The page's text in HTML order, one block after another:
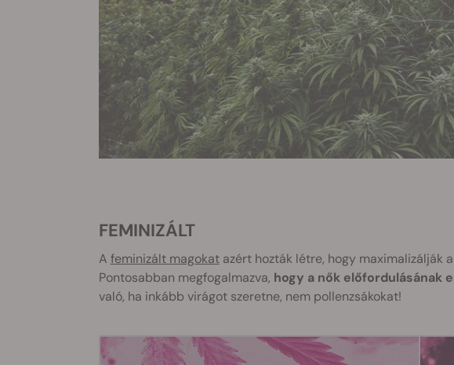
FEMINIZÁLT
A feminizált magokatazért hozták létre, hogy maximalizálják
Pontosabban megfogalmazva, hogy a nők előfordulásának
való, ha inkább virágot szeretne, nem pollenzsákokat!